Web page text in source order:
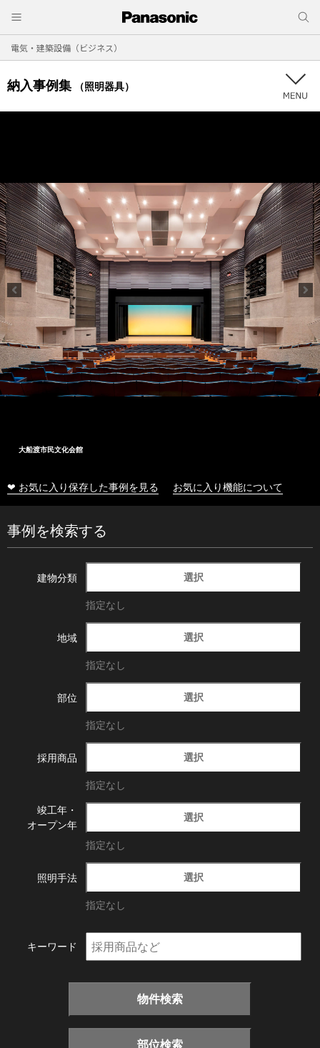
電気・建築設備（ビジネス）
納入事例集 （照明器具）
大船渡市民文化会館
❤ お気に入り保存した事例を見る お気に入り機能について
事例を検索する
建物分類 選択
指定なし
地域 選択
指定なし
部位 選択
指定なし
採用商品 選択
指定なし
竣工年・
オープン年
選択
指定なし
照明手法 選択
指定なし
キーワード
物件検索
部位検索